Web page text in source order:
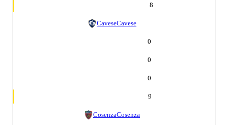
8
CaveseCavese
0
0
0
9
CosenzaCosenza